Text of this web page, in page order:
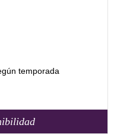
temporada